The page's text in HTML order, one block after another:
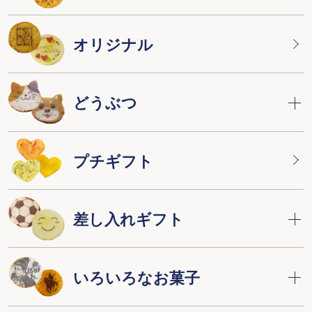
オリジナル
どうぶつ
プチギフト
差し入れギフト
いろいろなお菓子